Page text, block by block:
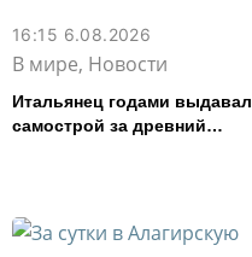
16:15 6.08.2026
В мире, Новости
Итальянец годами выдавал
самострой за древний